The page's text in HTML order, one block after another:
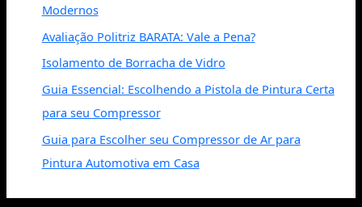
Modernos
Avaliação Politriz BARATA: Vale a Pena?
Isolamento de Borracha de Vidro
Guia Essencial: Escolhendo a Pistola de Pintura Certa
para seu Compressor
Guia para Escolher seu Compressor de Ar para
Pintura Automotiva em Casa